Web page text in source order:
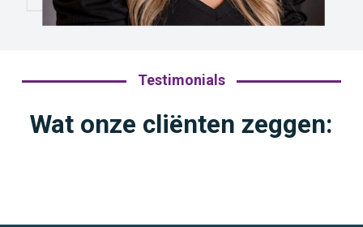
Testimonials
Wat onze cliënten zeggen: